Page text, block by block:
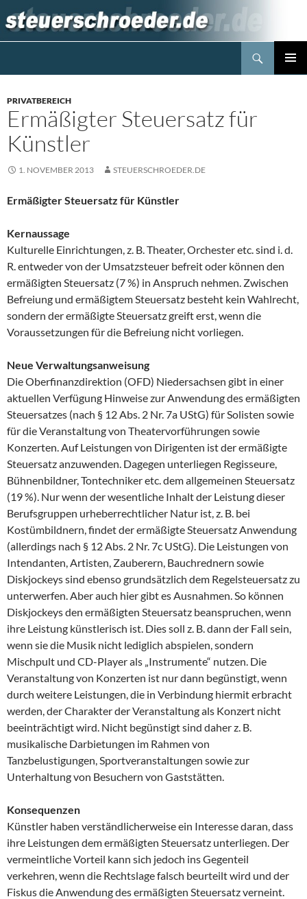
Inhalt
springen
PRIVATBEREICH
Ermäßigter Steuersatz für
Künstler
1. NOVEMBER 2013 STEUERSCHROEDER.DE
Ermäßigter Steuersatz für Künstler
Kernaussage
Kulturelle Einrichtungen, z. B. Theater, Orchester etc. sind i. d.
R. entweder von der Umsatzsteuer befreit oder können den
ermäßigten Steuersatz (7 %) in Anspruch nehmen. Zwischen
Befreiung und ermäßigtem Steuersatz besteht kein Wahlrecht,
sondern der ermäßigte Steuersatz greift erst, wenn die
Voraussetzungen für die Befreiung nicht vorliegen.
Neue Verwaltungsanweisung
Die Oberfinanzdirektion (OFD) Niedersachsen gibt in einer
aktuellen Verfügung Hinweise zur Anwendung des ermäßigten
Steuersatzes (nach § 12 Abs. 2 Nr. 7a UStG) für Solisten sowie
für die Veranstaltung von Theatervorführungen sowie
Konzerten. Auf Leistungen von Dirigenten ist der ermäßigte
Steuersatz anzuwenden. Dagegen unterliegen Regisseure,
Bühnenbildner, Tontechniker etc. dem allgemeinen Steuersatz
(19 %). Nur wenn der wesentliche Inhalt der Leistung dieser
Berufsgruppen urheberrechtlicher Natur ist, z. B. bei
Kostümbildnern, findet der ermäßigte Steuersatz Anwendung
(allerdings nach § 12 Abs. 2 Nr. 7c UStG). Die Leistungen von
Intendanten, Artisten, Zauberern, Bauchrednern sowie
Diskjockeys sind ebenso grundsätzlich dem Regelsteuersatz zu
unterwerfen. Aber auch hier gibt es Ausnahmen. So können
Diskjockeys den ermäßigten Steuersatz beanspruchen, wenn
ihre Leistung künstlerisch ist. Dies soll z. B. dann der Fall sein,
wenn sie die Musik nicht lediglich abspielen, sondern
Mischpult und CD-Player als „Instrumente“ nutzen. Die
Veranstaltung von Konzerten ist nur dann begünstigt, wenn
durch weitere Leistungen, die in Verbindung hiermit erbracht
werden, der Charakter der Veranstaltung als Konzert nicht
beeinträchtigt wird. Nicht begünstigt sind daher z. B.
musikalische Darbietungen im Rahmen von
Tanzbelustigungen, Sportveranstaltungen sowie zur
Unterhaltung von Besuchern von Gaststätten.
Konsequenzen
Künstler haben verständlicherweise ein Interesse daran, dass
ihre Leistungen dem ermäßigten Steuersatz unterliegen. Der
vermeintliche Vorteil kann sich jedoch ins Gegenteil
verkehren, wenn die Rechtslage falsch beurteilt wird und der
Fiskus die Anwendung des ermäßigten Steuersatz verneint.